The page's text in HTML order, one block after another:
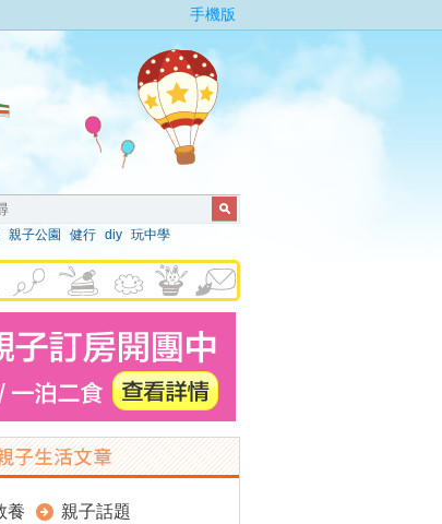
手機版
親子公園 健行 diy 玩中學
養
親子話題